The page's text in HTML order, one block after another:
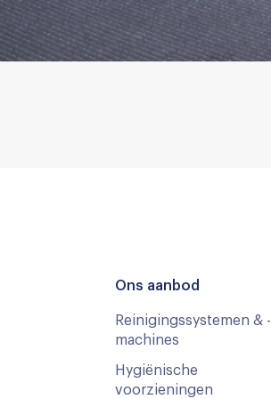
Ons aanbod
Reinigingssystemen & -
machines
Hygiënische
voorzieningen